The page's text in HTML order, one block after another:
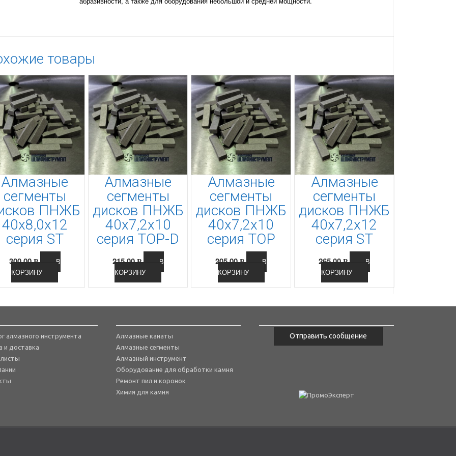
товары
Алмазные
сегменты
ПНЖБ
40х8,0х12
серия SТ
300.00Р
В
КОРЗИНУ
Алмазные
сегменты
дисков ПНЖБ
40х7,2х10
серия ТОР-D
215.00Р
В
КОРЗИНУ
Алмазные
сегменты
дисков ПНЖБ
40х7,2х10
серия ТОР
205.00Р
В
КОРЗИНУ
Алмазные
сегменты
дисков ПНЖБ
40х7,2х12
серия SТ
265.00Р
В
КОРЗИНУ
алмазного инструмента
и доставка
Алмазные канаты
Алмазные сегменты
Алмазный инструмент
Оборудование для обработки камня
Ремонт пил и коронок
Химия для камня
Отправить сообщение